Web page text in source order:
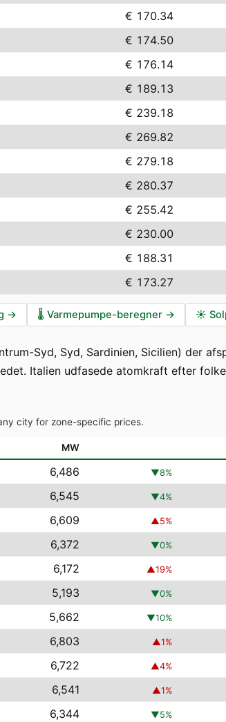
€ 170.34
€ 174.50
€ 176.14
€ 189.13
€ 239.18
€ 269.82
€ 279.18
€ 280.37
€ 255.42
€ 230.00
€ 188.31
€ 173.27
→ 🌡️ Varmepumpe-beregner → ☀️
Syd, Syd, Sardinien, Sicilien) der
Italien udfasede atomkraft efter
city for zone-specific prices.
MW
6,486 ▼8%
6,545 ▼4%
6,609 ▲5%
6,372 ▼0%
6,172 ▲19%
5,193 ▼0%
5,662 ▼10%
6,803 ▲1%
6,722 ▲4%
6,541 ▲1%
6,344 ▼5%